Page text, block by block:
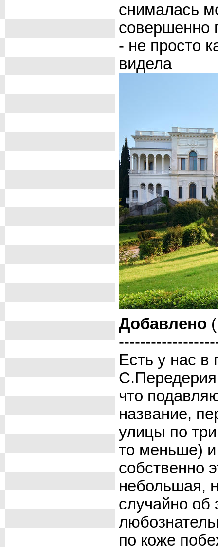
снималась
совершенно
- не просто
видела
Добавлено
Есть у нас в
что
название,
улицы по
то меньше)
собственно
небольшая,
случайно об
по коже